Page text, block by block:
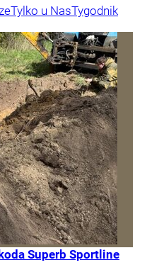
Tylko u NasTygodnik
Superb Sportline